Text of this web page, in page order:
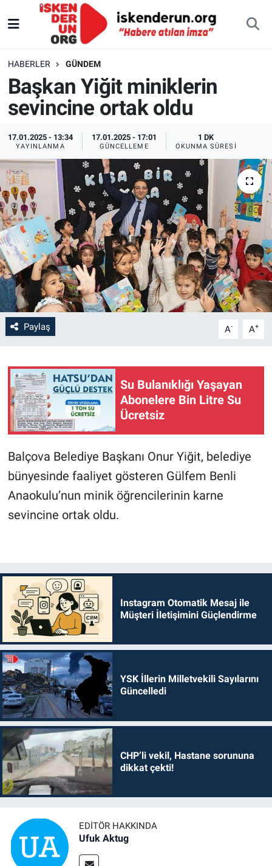
HABERLER GÜNDEM
Başkan Yiğit miniklerin
sevincine ortak oldu
17.01.2025 - 13:34
YAYINLANMA
17.01.2025 - 17:01
GÜNCELLEME
1 DK
OKUNMA SÜRESI
Paylaş A- A+
Su Bulanıklığı Yaşayan
Abonelere Bin Litre Su
Ücretsiz
Balçova Belediye Başkanı Onur Yiğit, belediye
bünyesinde faaliyet gösteren Gülfem Benli
Anaokulu’nun minik öğrencilerinin karne
sevincine ortak oldu.
Instagram Otomatik Mesaj ile
Müşteri İletişimini Güçlendirme
YSK İllerin Milletvekili Sayılarını
Güncelledi
CHP’li vekil, Hastane sorununa
dikkat çekti!
EDITÖR HAKKINDA
Ufuk Aktug